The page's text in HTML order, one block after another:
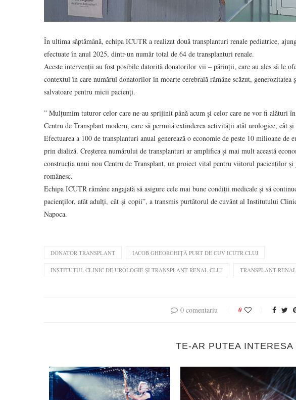
În ultima săptămână, echipa ICUTR a realizat două transplanturi renale pediatrice,
efectuate în anul 2025, dintr-un număr total de 64 de transplanturi renale.
Aceste intervenții au fost posibile datorită donatorilor vii – părinții, care au ales să le
contextul în care numărul donatorilor în moarte cerebrală rămâne scăzut,
salvatoare pentru micii pacienți.
” Mulțumim tuturor celor care ne-au sprijinit până acum și celor care ne vor fi alături
Centru de Transplant modern, care să permită extinderea activității atât urologice, cât și
Efectuarea a 100 de transplanturi anual generează o economie de peste 10 milioane
prin dializă. Creșterea numărului de transplanturi ar amplifica și mai mult această
construcția unui nou Centru de Transplant, un proiect vital pentru viitorul pacienților și
românesc.
Echipa ICUTR rămâne angajată să asigure cele mai bune condiții medicale și să
pacienților, atât adulți, cât și copii”, a transmis purtătorul de cuvânt al Institutului
Napoca.
DONATOR TRANSPLANT IACOB GHEORGHIȚĂ PURT DE CUV ICUTR CLUJ
INSTITUTUL CLINIC DE UROLOGIE ŞI TRANSPLANT RENAL CLUJ TRANSPLANT
0 comentariu 0
TE-AR PUTEA INTERESA